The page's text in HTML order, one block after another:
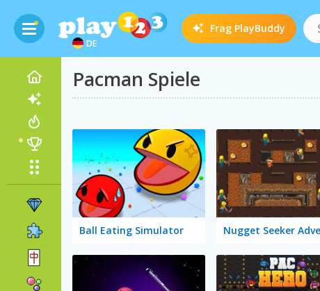
DE
Frag PlayBuddy
Pacman Spiele
Ball Eating Simulator